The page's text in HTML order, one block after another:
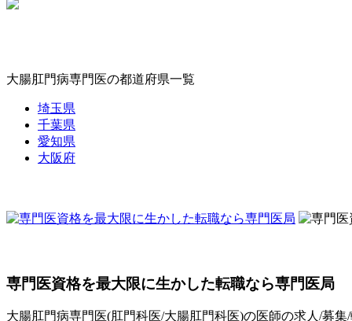
大腸肛門病専門医の都道府県一覧
埼玉県
千葉県
愛知県
大阪府
専門医資格を最大限に生かした転職なら専門医局
大腸肛門病専門医(肛門科医/大腸肛門科医)の医師の求人/募